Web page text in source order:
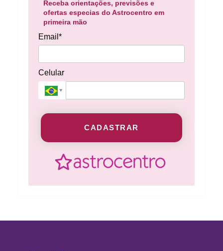
Receba orientações, previsões e
ofertas especias do Astrocentro em
primeira mão
Email*
Celular
CADASTRAR